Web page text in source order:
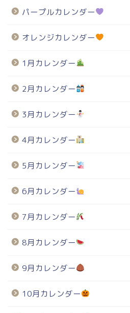
パープルカレンダー
オレンジカレンダー
1月カレンダー
2月カレンダー
3月カレンダー
4月カレンダー
5月カレンダー
6月カレンダー
7月カレンダー
8月カレンダー
9月カレンダー
10月カレンダー